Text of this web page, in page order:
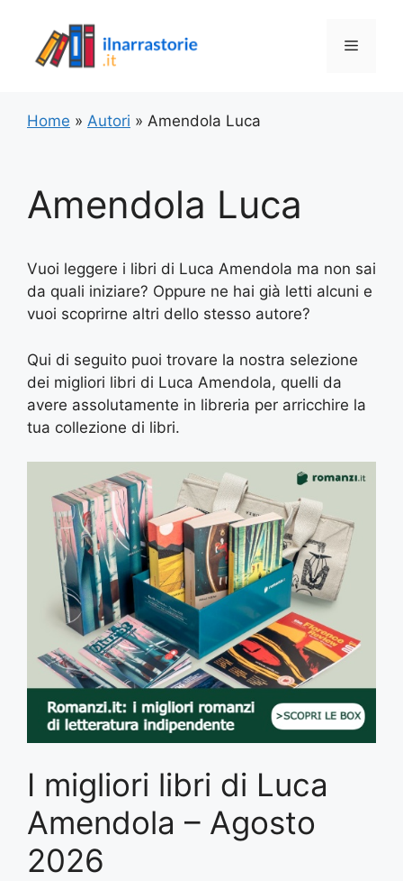
contenuto
Menu
Home » Autori » Amendola Luca
Amendola Luca
Vuoi leggere i libri di Luca Amendola ma non sai
da quali iniziare? Oppure ne hai già letti alcuni e
vuoi scoprirne altri dello stesso autore?
Qui di seguito puoi trovare la nostra selezione
dei migliori libri di Luca Amendola, quelli da
avere assolutamente in libreria per arricchire la
tua collezione di libri.
I migliori libri di Luca
Amendola – Agosto
2026